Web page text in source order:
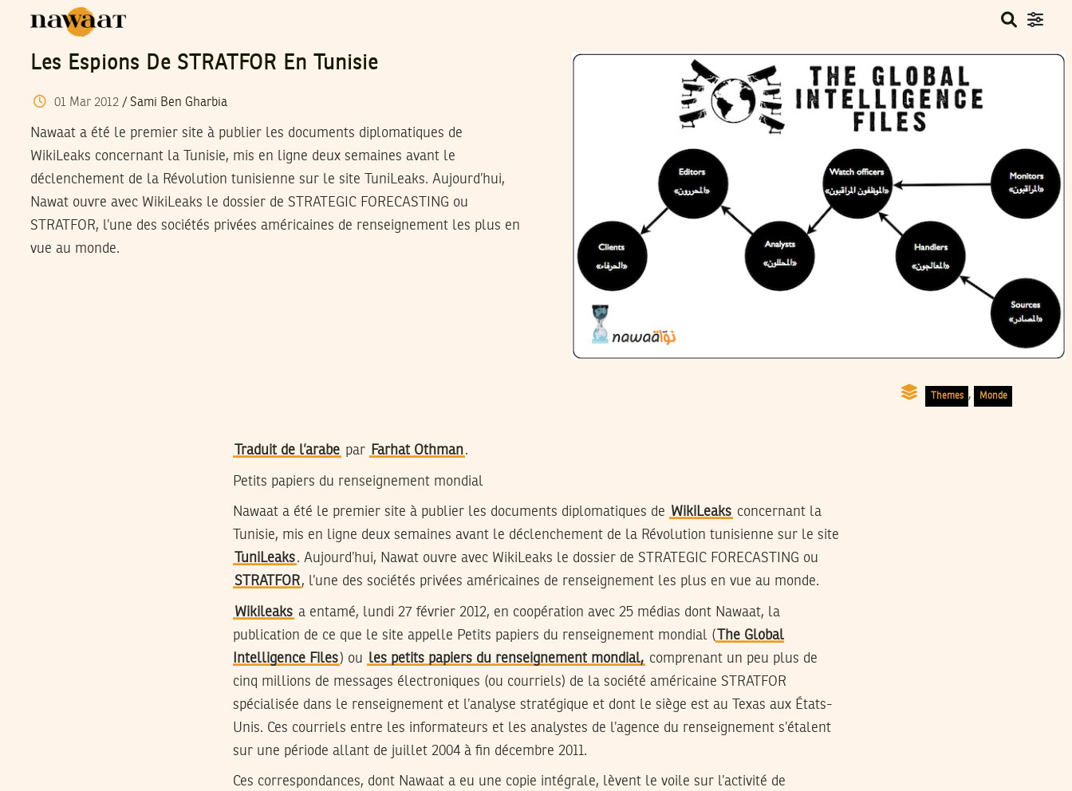
Les Espions De STRATFOR En Tunisie
01 Mar 2012/ Sami Ben Gharbia
Nawaat a été le premier site à publier les documents diplomatiques de
WikiLeaks concernant la Tunisie, mis en ligne deux semaines avant le
déclenchement de la Révolution tunisienne sur le site TuniLeaks. Aujourd’hui,
Nawat ouvre avec WikiLeaks le dossier de STRATEGIC FORECASTING ou
STRATFOR, l’une des sociétés privées américaines de renseignement les plus en
vue au monde.
Themes , Monde
Traduit de l’arabe par Farhat Othman.
Petits papiers du renseignement mondial
Nawaat a été le premier site à publier les documents diplomatiques de WikiLeaks concernant la
Tunisie, mis en ligne deux semaines avant le déclenchement de la Révolution tunisienne sur le site
TuniLeaks. Aujourd’hui, Nawat ouvre avec WikiLeaks le dossier de STRATEGIC FORECASTING ou
STRATFOR, l’une des sociétés privées américaines de renseignement les plus en vue au monde.
Wikileaks a entamé, lundi 27 février 2012, en coopération avec 25 médias dont Nawaat, la
publication de ce que le site appelle Petits papiers du renseignement mondial (
The Global
Intelligence Files) ou les petits papiers du renseignement mondial, comprenant un peu plus de
cinq millions de messages électroniques (ou courriels) de la société américaine STRATFOR
spécialisée dans le renseignement et l’analyse stratégique et dont le siège est au Texas aux États-
Unis. Ces courriels entre les informateurs et les analystes de l’agence du renseignement s’étalent
sur une période allant de juillet 2004 à fin décembre 2011.
Ces correspondances, dont Nawaat a eu une copie intégrale, lèvent le voile sur l’activité de